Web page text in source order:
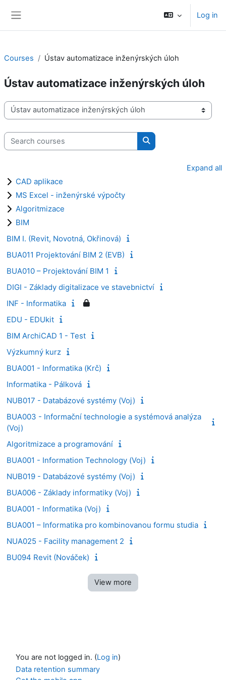
Log in
Courses Ústav automatizace inženýrských úloh
Ústav automatizace inženýrských úloh
Course categories
Search courses
Search courses
Expand all
CAD aplikace
MS Excel - inženýrské výpočty
Algoritmizace
BIM
BIM I. (Revit, Novotná, Okřinová)
BUA011 Projektování BIM 2 (EVB)
BUA010 – Projektování BIM 1
DIGI - Základy digitalizace ve stavebnictví
INF - Informatika
EDU - EDUkit
BIM ArchiCAD 1 - Test
Výzkumný kurz
BUA001 - Informatika (Krč)
Informatika - Pálková
NUB017 - Databázové systémy (Voj)
BUA003 - Informační technologie a systémová analýza
(Voj)
Algoritmizace a programování
BUA001 - Information Technology (Voj)
NUB019 - Databázové systémy (Voj)
BUA006 - Základy informatiky (Voj)
BUA001 - Informatika (Voj)
BUA001 – Informatika pro kombinovanou formu studia
NUA025 - Facility management 2
BU094 Revit (Nováček)
View more
You are not logged in. (Log in)
Data retention summary